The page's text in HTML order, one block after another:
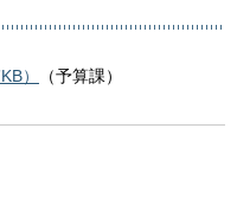
） （予算課）